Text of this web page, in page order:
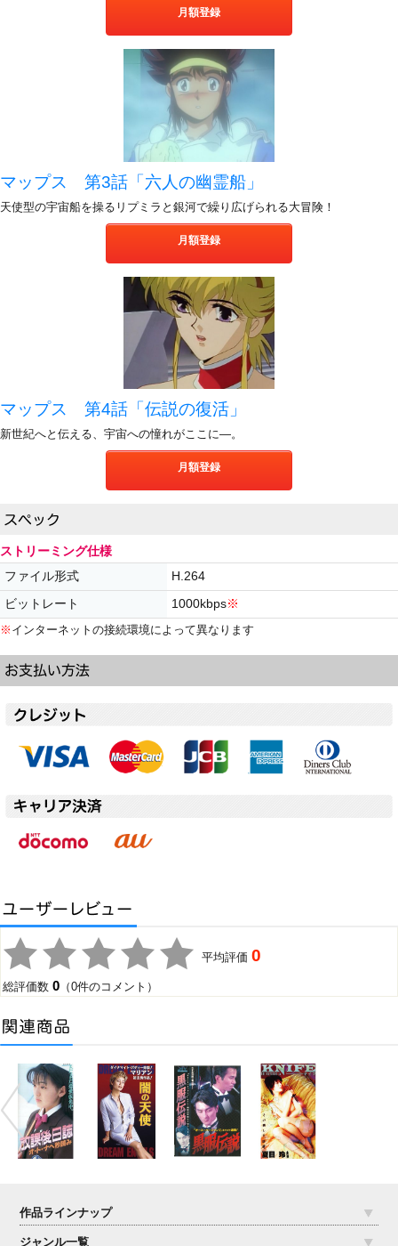
月額登録
マップス 第3話「六人の幽霊船」
天使型の宇宙船を操るリプミラと銀河で繰り広げられる大冒険！
月額登録
マップス 第4話「伝説の復活」
新世紀へと伝える、宇宙への憧れがここに―。
月額登録
ストリーミング仕様
ファイル形式 H.264
ビットレート 1000kbps※
※ インターネットの接続環境によって異なります
平均評価0
総評価数0 （0件のコメント）
作品ラインナップ
ジャンル一覧